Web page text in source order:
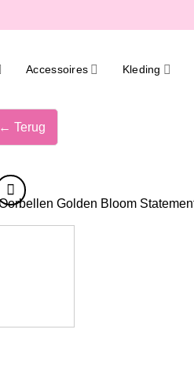
Accessoires Kleding
← Terug